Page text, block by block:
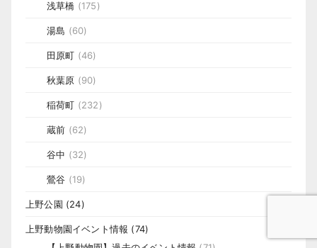
浅草橋 (175)
湯島 (60)
田原町 (46)
秋葉原 (90)
稲荷町 (232)
蔵前 (62)
谷中 (32)
鶯谷 (19)
上野公園 (24)
上野動物園イベント情報 (74)